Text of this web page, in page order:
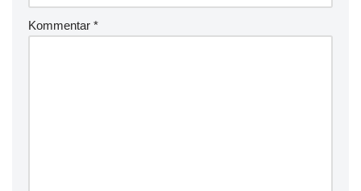
Kommentar *